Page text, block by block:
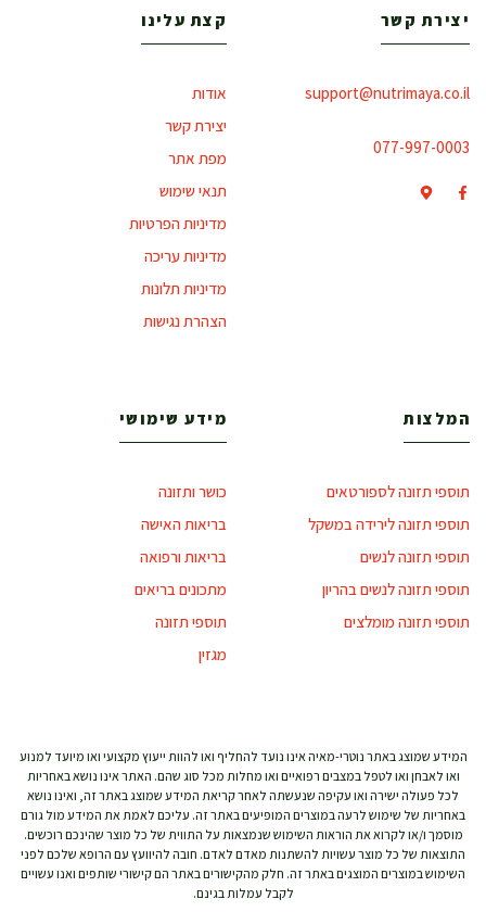
יצירת קשר
support@nutrimaya.co.il
077-997-0003
קצת עלינו
אודות
יצירת קשר
מפת אתר
תנאי שימוש
מדיניות הפרטיות
מדיניות עריכה
מדיניות תלונות
הצהרת נגישות
המלצות
תוספי תזונה לספורטאים
תוספי תזונה לירידה במשקל
תוספי תזונה לנשים
תוספי תזונה לנשים בהריון
תוספי תזונה מומלצים
מידע שימושי
כושר ותזונה
בריאות האישה
בריאות ורפואה
מתכונים בריאים
תוספי תזונה
מגזין
המידע שמוצג באתר נוטרי-מאיה אינו נועד להחליף ואו להוות ייעוץ מקצועי ואו מיועד למנוע
ואו לאבחן ואו לטפל במצבים רפואיים ואו מחלות מכל סוג שהם. האתר אינו נושא באחריות
לכל פעולה ישירה ואו עקיפה שנעשתה לאחר קריאת המידע שמוצג באתר זה, ואינו נושא
באחריות של שימוש לרעה במוצרים המופיעים באתר זה. עליכם לאמת את המידע מול גורם
מוסמך ו/או לקרוא את הוראות השימוש שנמצאות על התווית של כל מוצר שהינכם רוכשים.
התוצאות של כל מוצר עשויות להשתנות מאדם לאדם. חובה להיוועץ עם הרופא שלכם לפני
השימוש במוצרים המוצגים באתר זה. חלק מהקישורים באתר הם קישורי שותפים ואנו עשויים
לקבל עמלות בגינם.